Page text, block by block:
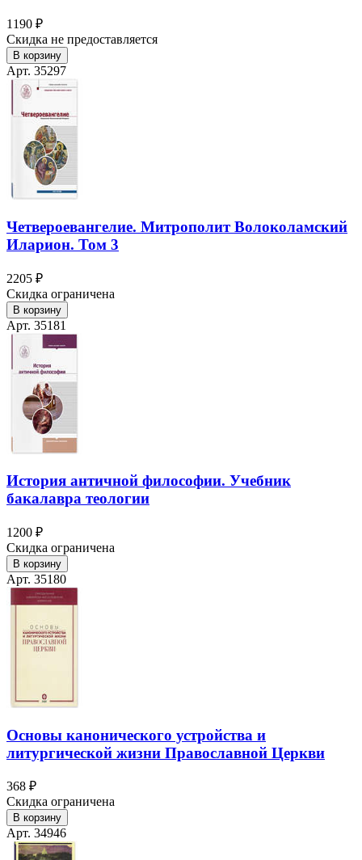
1190 ₽
Скидка не предоставляется
В корзину
Арт. 35297
Четвероевангелие. Митрополит Волоколамский
Иларион. Том 3
2205 ₽
Скидка ограничена
В корзину
Арт. 35181
История античной философии. Учебник
бакалавра теологии
1200 ₽
Скидка ограничена
В корзину
Арт. 35180
Основы канонического устройства и
литургической жизни Православной Церкви
368 ₽
Скидка ограничена
В корзину
Арт. 34946